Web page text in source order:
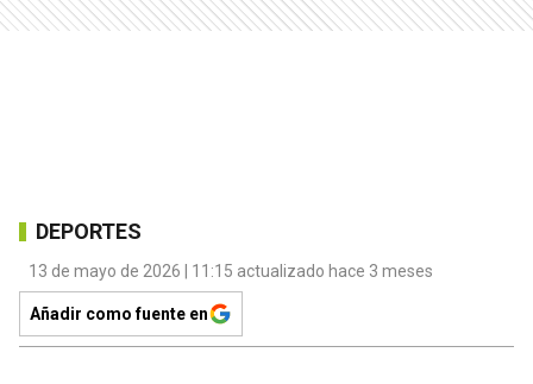
DEPORTES
13 de mayo de 2026 | 11:15 actualizado hace 3 meses
Añadir como fuente en